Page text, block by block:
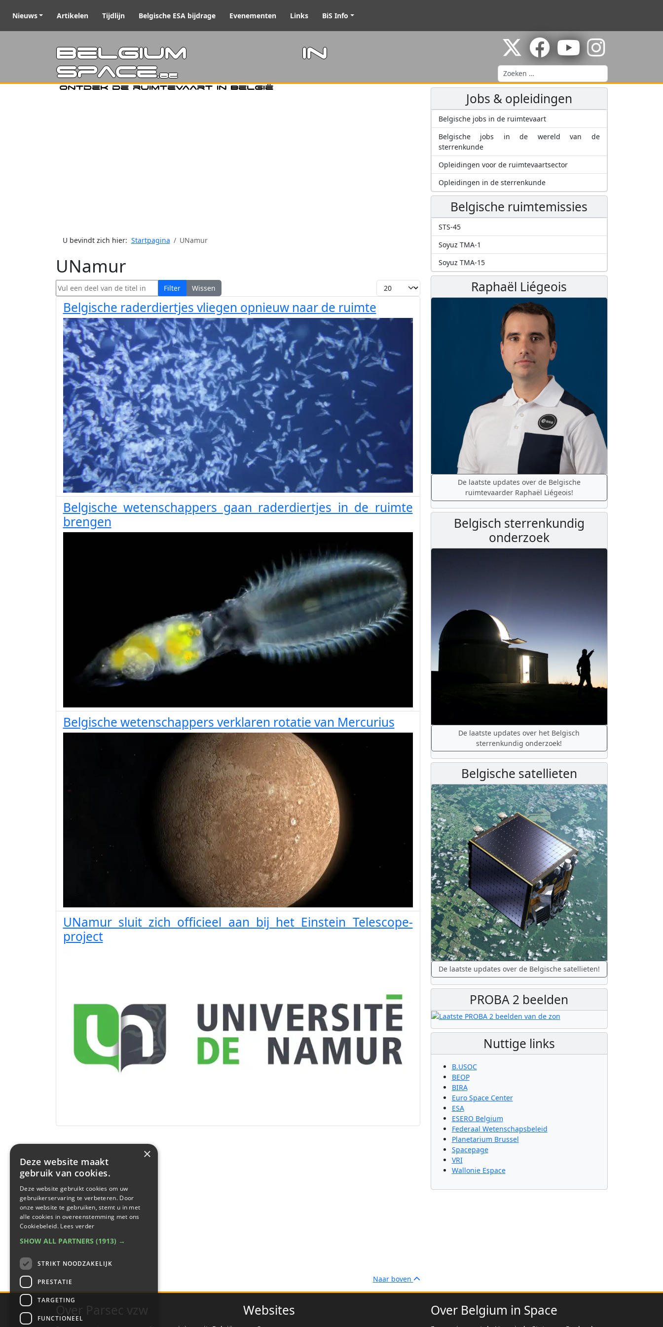
Nieuws Artikelen Tijdlijn Belgische ESA bijdrage Evenementen Links BiS Info
Belgium in
Space.be
Ontdek de ruimtevaart in België
Zoeken
U bevindt zich hier: Startpagina UNamur
UNamur
Vul een deel van de titel in Filter Wissen Toon #
Belgische raderdiertjes vliegen opnieuw naar de ruimte
Belgische wetenschappers gaan raderdiertjes in de ruimte
brengen
Belgische wetenschappers verklaren rotatie van Mercurius
UNamur sluit zich officieel aan bij het Einstein Telescope-
project
Naar boven
Jobs & opleidingen
Belgische jobs in de ruimtevaart
Belgische jobs in de wereld van de
sterrenkunde
Opleidingen voor de ruimtevaartsector
Opleidingen in de sterrenkunde
Belgische ruimtemissies
STS-45
Soyuz TMA-1
Soyuz TMA-15
Raphaël Liégeois
De laatste updates over de Belgische
ruimtevaarder Raphaël Liégeois!
Belgisch sterrenkundig
onderzoek
De laatste updates over het Belgisch
sterrenkundig onderzoek!
Belgische satellieten
De laatste updates over de Belgische satellieten!
PROBA 2 beelden
Nuttige links
B.USOC
BEOP
BIRA
Euro Space Center
ESA
ESERO Belgium
Federaal Wetenschapsbeleid
Planetarium Brussel
Spacepage
VRI
Wallonie Espace
Websites Over Belgium in Space
×
Deze website maakt
gebruik van cookies.
Deze website gebruikt cookies om uw
gebruikerservaring te verbeteren. Door
onze website te gebruiken, stemt u in met
alle cookies in overeenstemming met ons
Cookiebeleid. Lees verder
SHOW ALL PARTNERS (1913) →
STRIKT NOODZAKELIJK
PRESTATIE
TARGETING
FUNCTIONEEL